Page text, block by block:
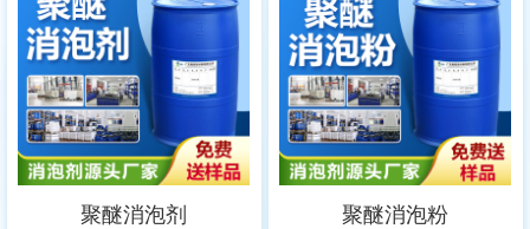
聚醚消泡剂 聚醚消泡粉